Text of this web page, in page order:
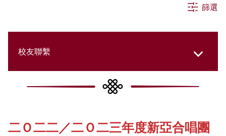
社交媒體專欄
《新亞簡訊》
《新亞書院概覽》
篩選
校友聯繫
College Updates
Cultural Topics
二Ｏ二二／二Ｏ二三年度新亞合唱團